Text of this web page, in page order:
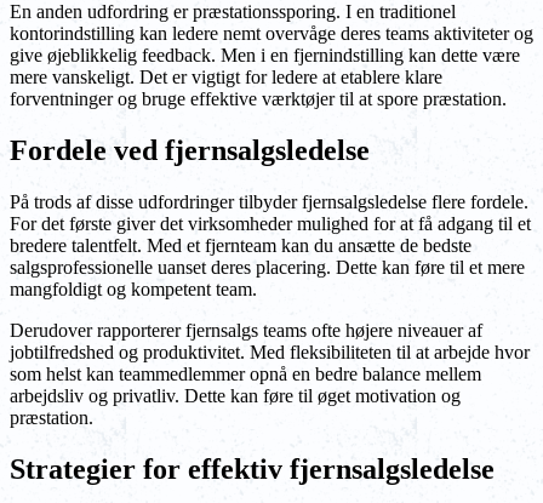
En anden udfordring er præstationssporing. I en traditionel
kontorindstilling kan ledere nemt overvåge deres teams aktiviteter og
give øjeblikkelig feedback. Men i en fjernindstilling kan dette være
mere vanskeligt. Det er vigtigt for ledere at etablere klare
forventninger og bruge effektive værktøjer til at spore præstation.
Fordele ved fjernsalgsledelse
På trods af disse udfordringer tilbyder fjernsalgsledelse flere fordele.
For det første giver det virksomheder mulighed for at få adgang til et
bredere talentfelt. Med et fjernteam kan du ansætte de bedste
salgsprofessionelle uanset deres placering. Dette kan føre til et mere
mangfoldigt og kompetent team.
Derudover rapporterer fjernsalgs teams ofte højere niveauer af
jobtilfredshed og produktivitet. Med fleksibiliteten til at arbejde hvor
som helst kan teammedlemmer opnå en bedre balance mellem
arbejdsliv og privatliv. Dette kan føre til øget motivation og
præstation.
Strategier for effektiv fjernsalgsledelse